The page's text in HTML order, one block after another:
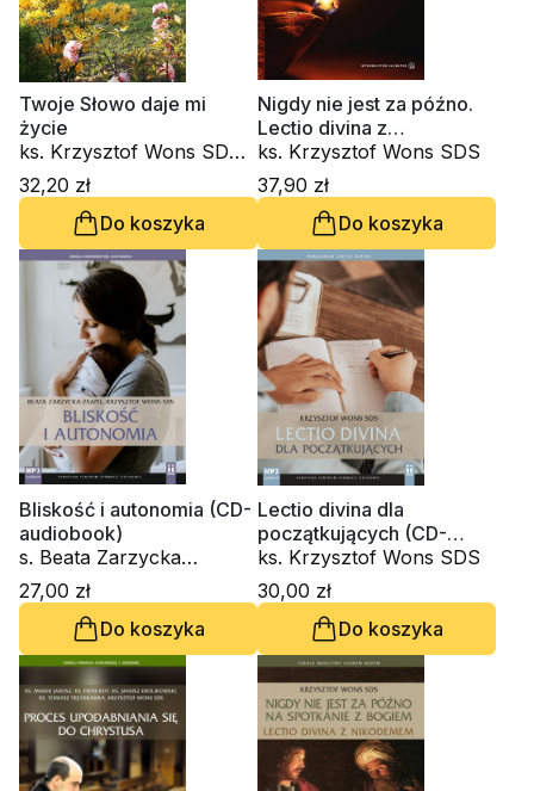
Twoje Słowo daje mi
życie
ks. Krzysztof Wons SDS,
kard. Gianfranco Ravasi,
kardynał Grzegorz Ryś, o.
Raniero Cantalamessa
OFM Cap., ks. Waldemar
Chrostowski, Innocenzo
Gargano OSBCam.,
Amedeo Cencini FdCC,
Danuta Piekarz
32,20 zł
Do koszyka
Nigdy nie jest za późno.
Lectio divina z
Nikodemem
ks. Krzysztof Wons SDS
37,90 zł
Do koszyka
Bliskość i autonomia (CD-
audiobook)
s. Beata Zarzycka
ZSAPU, ks. Krzysztof
Wons SDS
27,00 zł
Do koszyka
Lectio divina dla
początkujących (CD-
audiobook)
ks. Krzysztof Wons SDS
30,00 zł
Do koszyka